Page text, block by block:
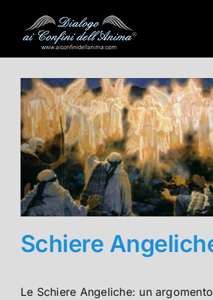
contenuto
Schiere
Le Schiere Angeliche: un